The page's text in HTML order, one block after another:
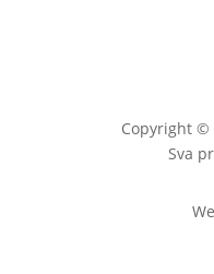
Copyright ©
Sva